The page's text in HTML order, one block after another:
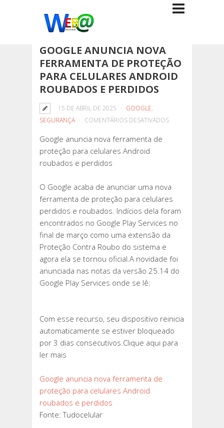
GOOGLE ANUNCIA NOVA
FERRAMENTA DE PROTEÇÃO
PARA CELULARES ANDROID
ROUBADOS E PERDIDOS
15 DE ABRIL DE 2025 GOOGLE,
SEGURANÇA
COMENTÁRIOS DESATIVADOSEM
PROTEÇÃO
PARA
CELULARES
ANDROID
ROUBADOS
PERDIDOS
Google anuncia nova ferramenta de
proteção para celulares Android
roubados e perdidos
O Google acaba de anunciar uma nova
ferramenta de proteção para celulares
perdidos e roubados. Indícios dela foram
encontrados no Google Play Services no
final de março como uma extensão da
Proteção Contra Roubo do sistema e
agora ela se tornou oficial.A novidade foi
anunciada nas notas da versão 25.14 do
Google Play Services onde se lê:
Com esse recurso, seu dispositivo reinicia
automaticamente se estiver bloqueado
por 3 dias consecutivos.Clique aqui para
ler mais
Google anuncia nova ferramenta de
proteção para celulares Android
roubados e perdidos
Fonte: Tudocelular